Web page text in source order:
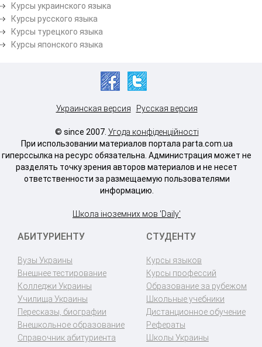
Курсы украинского языка
Курсы русского языка
Курсы турецкого языка
Курсы японского языка
Украинская версия Русская версия
© since 2007. Угода конфіденційності
При использовании материалов портала parta.com.ua
гиперссылка на ресурс обязательна. Администрация может не
разделять точку зрения авторов материалов и не несет
ответственности за размещаемую пользователями
информацию.
Школа іноземних мов 'Daily'
АБИТУРИЕНТУ
Вузы Украины
Внешнее тестирование
Колледжи Украины
Училища Украины
Пересказы, биографии
Внешкольное образование
Справочник абитуриента
СТУДЕНТУ
Курсы языков
Курсы профессий
Образование за рубежом
Школьные учебники
Дистанционное обучение
Рефераты
Школы Украины